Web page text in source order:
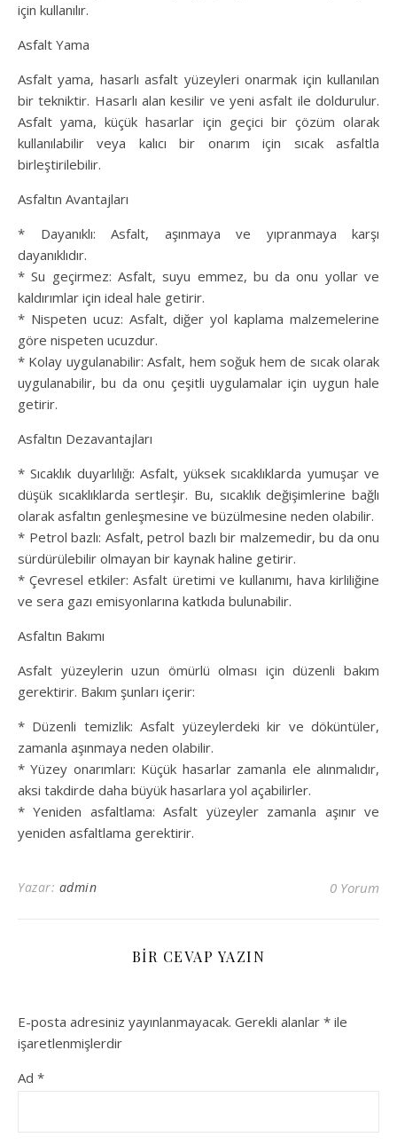
için kullanılır.
Asfalt Yama
Asfalt yama, hasarlı asfalt yüzeyleri onarmak için kullanılan
bir tekniktir. Hasarlı alan kesilir ve yeni asfalt ile doldurulur.
Asfalt yama, küçük hasarlar için geçici bir çözüm olarak
kullanılabilir veya kalıcı bir onarım için sıcak asfaltla
birleştirilebilir.
Asfaltın Avantajları
* Dayanıklı: Asfalt, aşınmaya ve yıpranmaya karşı
dayanıklıdır.
* Su geçirmez: Asfalt, suyu emmez, bu da onu yollar ve
kaldırımlar için ideal hale getirir.
* Nispeten ucuz: Asfalt, diğer yol kaplama malzemelerine
göre nispeten ucuzdur.
* Kolay uygulanabilir: Asfalt, hem soğuk hem de sıcak olarak
uygulanabilir, bu da onu çeşitli uygulamalar için uygun hale
getirir.
Asfaltın Dezavantajları
* Sıcaklık duyarlılığı: Asfalt, yüksek sıcaklıklarda yumuşar ve
düşük sıcaklıklarda sertleşir. Bu, sıcaklık değişimlerine bağlı
olarak asfaltın genleşmesine ve büzülmesine neden olabilir.
* Petrol bazlı: Asfalt, petrol bazlı bir malzemedir, bu da onu
sürdürülebilir olmayan bir kaynak haline getirir.
* Çevresel etkiler: Asfalt üretimi ve kullanımı, hava kirliliğine
ve sera gazı emisyonlarına katkıda bulunabilir.
Asfaltın Bakımı
Asfalt yüzeylerin uzun ömürlü olması için düzenli bakım
gerektirir. Bakım şunları içerir:
* Düzenli temizlik: Asfalt yüzeylerdeki kir ve döküntüler,
zamanla aşınmaya neden olabilir.
* Yüzey onarımları: Küçük hasarlar zamanla ele alınmalıdır,
aksi takdirde daha büyük hasarlara yol açabilirler.
* Yeniden asfaltlama: Asfalt yüzeyler zamanla aşınır ve
yeniden asfaltlama gerektirir.
Yazar: admin 0 Yorum
BIR CEVAP YAZIN
E-posta adresiniz yayınlanmayacak. Gerekli alanlar * ile
işaretlenmişlerdir
Ad *